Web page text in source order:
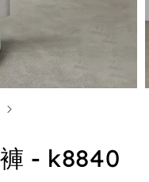
- k8840